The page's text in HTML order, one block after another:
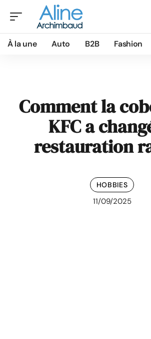
À la une Auto B2B Fashion
Comment la
KFC a
restauration
HOBBIES
11/09/2025